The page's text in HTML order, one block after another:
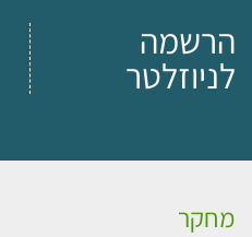
הרשמה
לניוזלטר
מחקר